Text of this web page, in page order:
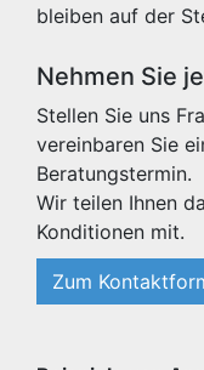
bleiben auf der
Nehmen Sie
Stellen Sie uns
vereinbaren Sie
Beratungstermin.
Wir teilen Ihnen
Konditionen mit.
Zum